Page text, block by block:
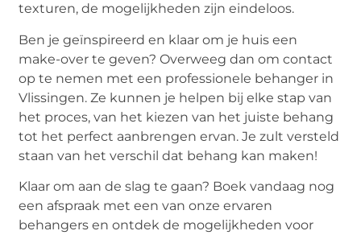
texturen, de mogelijkheden zijn eindeloos.
Ben je geïnspireerd en klaar om je huis een
make-over te geven? Overweeg dan om contact
op te nemen met een professionele behanger in
Vlissingen. Ze kunnen je helpen bij elke stap van
het proces, van het kiezen van het juiste behang
tot het perfect aanbrengen ervan. Je zult versteld
staan van het verschil dat behang kan maken!
Klaar om aan de slag te gaan? Boek vandaag nog
een afspraak met een van onze ervaren
behangers en ontdek de mogelijkheden voor